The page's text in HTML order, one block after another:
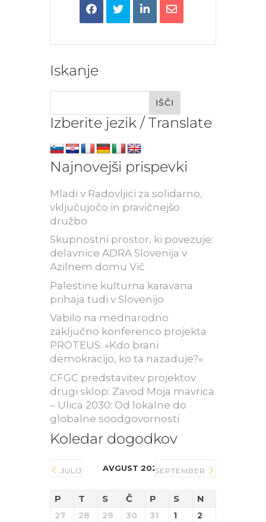
Iskanje
Izberite jezik / Translate
Najnovejši prispevki
Mladi v Radovljici za solidarno,
vključujočo in pravičnejšo
družbo
Skupnostni prostor, ki povezuje:
delavnice ADRA Slovenija v
Azilnem domu Vič
Palestine kulturna karavana
prihaja tudi v Slovenijo
Vabilo na mednarodno
zaključno konferenco projekta
PROTEUS: »Kdo brani
demokracijo, ko ta nazaduje?«
CFGC predstavitev projektov
drugi sklop: Zavod Moja mavrica
– Ulica 2030: Od lokalne do
globalne soodgovornosti
Koledar dogodkov
JULIJ AVGUST 2026SEPTEMBER
P T S Č P S N
27 28 29 30 31 1 2